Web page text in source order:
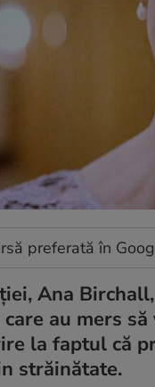
preferată în
Ana
au mers
la faptul că
străinătate.